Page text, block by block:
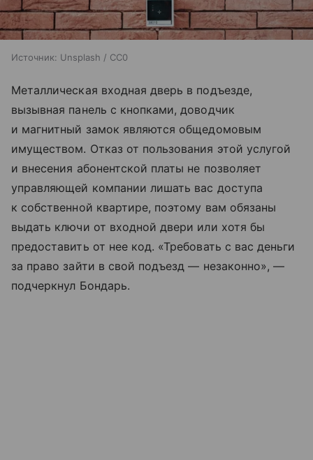
Источник: Unsplash / CC0
Металлическая входная дверь в подъезде,
вызывная панель с кнопками, доводчик
и магнитный замок являются общедомовым
имуществом. Отказ от пользования этой услугой
и внесения абонентской платы не позволяет
управляющей компании лишать вас доступа
к собственной квартире, поэтому вам обязаны
выдать ключи от входной двери или хотя бы
предоставить от нее код. «Требовать с вас деньги
за право зайти в свой подъезд — незаконно», —
подчеркнул Бондарь.